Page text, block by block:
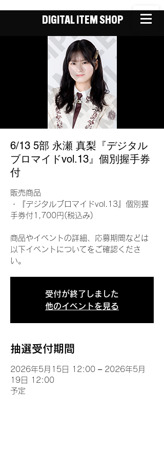
DIGITAL ITEM SHOP
6/13 5部 永瀬 真梨『デジタル
ブロマイドvol.13』個別握手券
付
販売商品
・『デジタルブロマイドvol.13』個別握
手券付1,700円(税込み)
商品やイベントの詳細、応募期間などは
以下イベントについてをご確認くださ
い。
受付が終了しました
他のイベントを見る
抽選受付期間
2026年5月15日 12:00 – 2026年5月
19日 12:00
予定